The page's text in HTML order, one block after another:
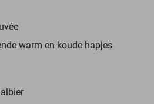
warm en koude hapjes